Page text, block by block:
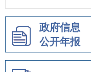
政府信息
公开年报